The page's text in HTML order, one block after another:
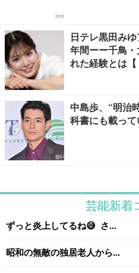
日テレ黒田み
年間ーー千鳥
れた経験とは
中島歩、“明治
科書にも載っ